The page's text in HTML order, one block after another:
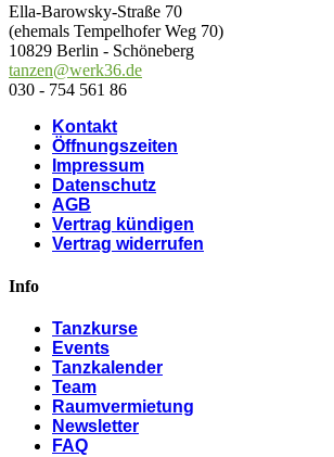
Ella-Barowsky-Straße 70
(ehemals Tempelhofer Weg 70)
10829 Berlin - Schöneberg
tanzen@werk36.de
030 - 754 561 86
Kontakt
Öffnungszeiten
Impressum
Datenschutz
AGB
Vertrag kündigen
Vertrag widerrufen
Info
Tanzkurse
Events
Tanzkalender
Team
Raumvermietung
Newsletter
FAQ